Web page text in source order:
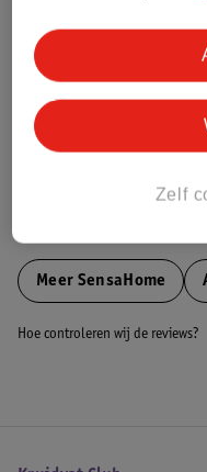
Bestel &
Meer SensaHome
Hoe controleren wij de reviews?
Zelf